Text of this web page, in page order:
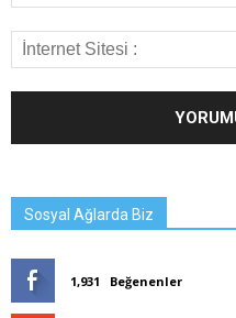
Sosyal Ağlarda Biz
1,931 Beğenenler